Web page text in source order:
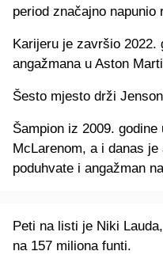
period značajno napunio
Karijeru je završio 2022.
angažmana u Aston
Šesto mjesto drži
Šampion iz 2009.
McLarenom, a i danas
poduhvate i angažman
Peti na listi je Niki
na 157 miliona funti.